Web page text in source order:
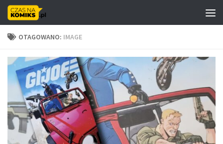
Skip to content
OTAGOWANO: IMAGE